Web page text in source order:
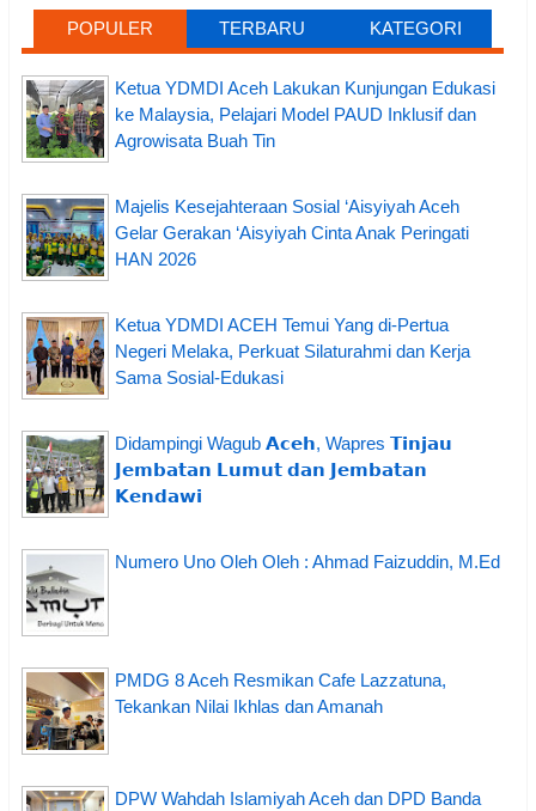
POPULER TERBARU KATEGORI
Ketua YDMDI Aceh Lakukan Kunjungan Edukasi
ke Malaysia, Pelajari Model PAUD Inklusif dan
Agrowisata Buah Tin
Majelis Kesejahteraan Sosial ‘Aisyiyah Aceh
Gelar Gerakan ‘Aisyiyah Cinta Anak Peringati
HAN 2026
Ketua YDMDI ACEH Temui Yang di-Pertua
Negeri Melaka, Perkuat Silaturahmi dan Kerja
Sama Sosial-Edukasi
Didampingi Wagub 𝗔𝗰𝗲𝗵, Wapres 𝗧𝗶𝗻𝗷𝗮𝘂
𝗝𝗲𝗺𝗯𝗮𝘁𝗮𝗻 𝗟𝘂𝗺𝘂𝘁 𝗱𝗮𝗻 𝗝𝗲𝗺𝗯𝗮𝘁𝗮𝗻
𝗞𝗲𝗻𝗱𝗮𝘄𝗶
Numero Uno Oleh Oleh : Ahmad Faizuddin, M.Ed
PMDG 8 Aceh Resmikan Cafe Lazzatuna,
Tekankan Nilai Ikhlas dan Amanah
DPW Wahdah Islamiyah Aceh dan DPD Banda